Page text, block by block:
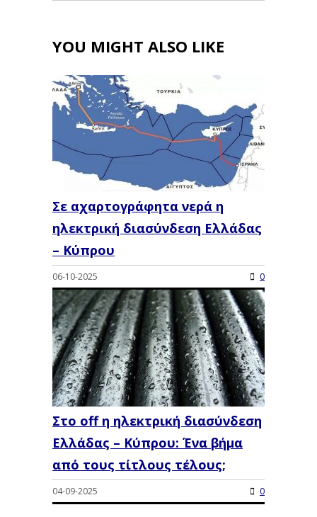
YOU MIGHT ALSO LIKE
Σε αχαρτογράφητα νερά η
ηλεκτρική διασύνδεση Ελλάδας
– Κύπρου
06-10-2025 0
Στο off η ηλεκτρική διασύνδεση
Ελλάδας – Κύπρου: Ένα βήμα
από τους τίτλους τέλους;
04-09-2025 0